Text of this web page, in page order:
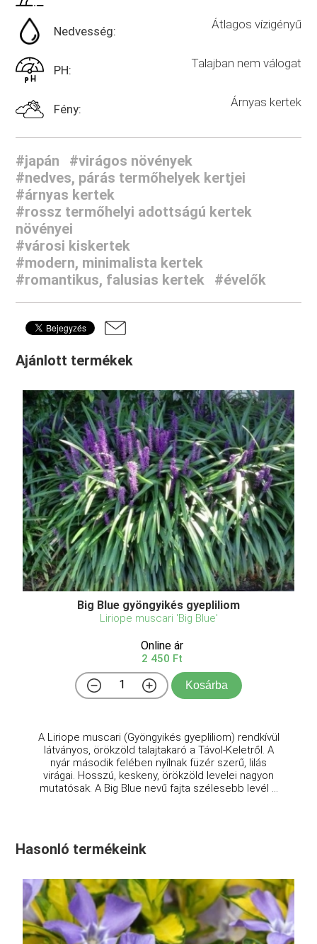
Nedvesség: Átlagos vízigényű
PH: Talajban nem válogat
Fény: Árnyas kertek
#japán
#virágos növények
#nedves, párás termőhelyek kertjei
#árnyas kertek
#rossz termőhelyi adottságú kertek
növényei
#városi kiskertek
#modern, minimalista kertek
#romantikus, falusias kertek
#évelők
Ajánlott termékek
Big Blue gyöngyikés gyepliliom
Liriope muscari 'Big Blue'
Online ár
2 450 Ft
Kosárba
A Liriope muscari (Gyöngyikés gyepliliom) rendkívül
látványos, örökzöld talajtakaró a Távol-Keletről. A
nyár második felében nyílnak füzér szerű, lilás
virágai. Hosszú, keskeny, örökzöld levelei nagyon
mutatósak. A Big Blue nevű fajta szélesebb levél ...
Hasonló termékeink